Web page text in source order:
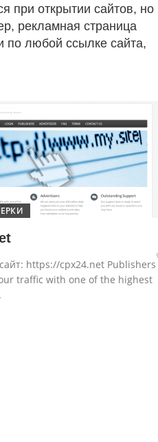
при открытии сайтов, но
рекламная страница
по любой ссылке сайта,
https://cpx24.net Publishers
traffic with one of the highest